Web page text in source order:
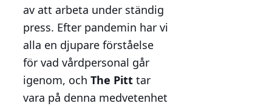
av att arbeta under ständig
press. Efter pandemin har vi
alla en djupare förståelse
för vad vårdpersonal går
igenom, och The Pitt tar
vara på denna medvetenhet